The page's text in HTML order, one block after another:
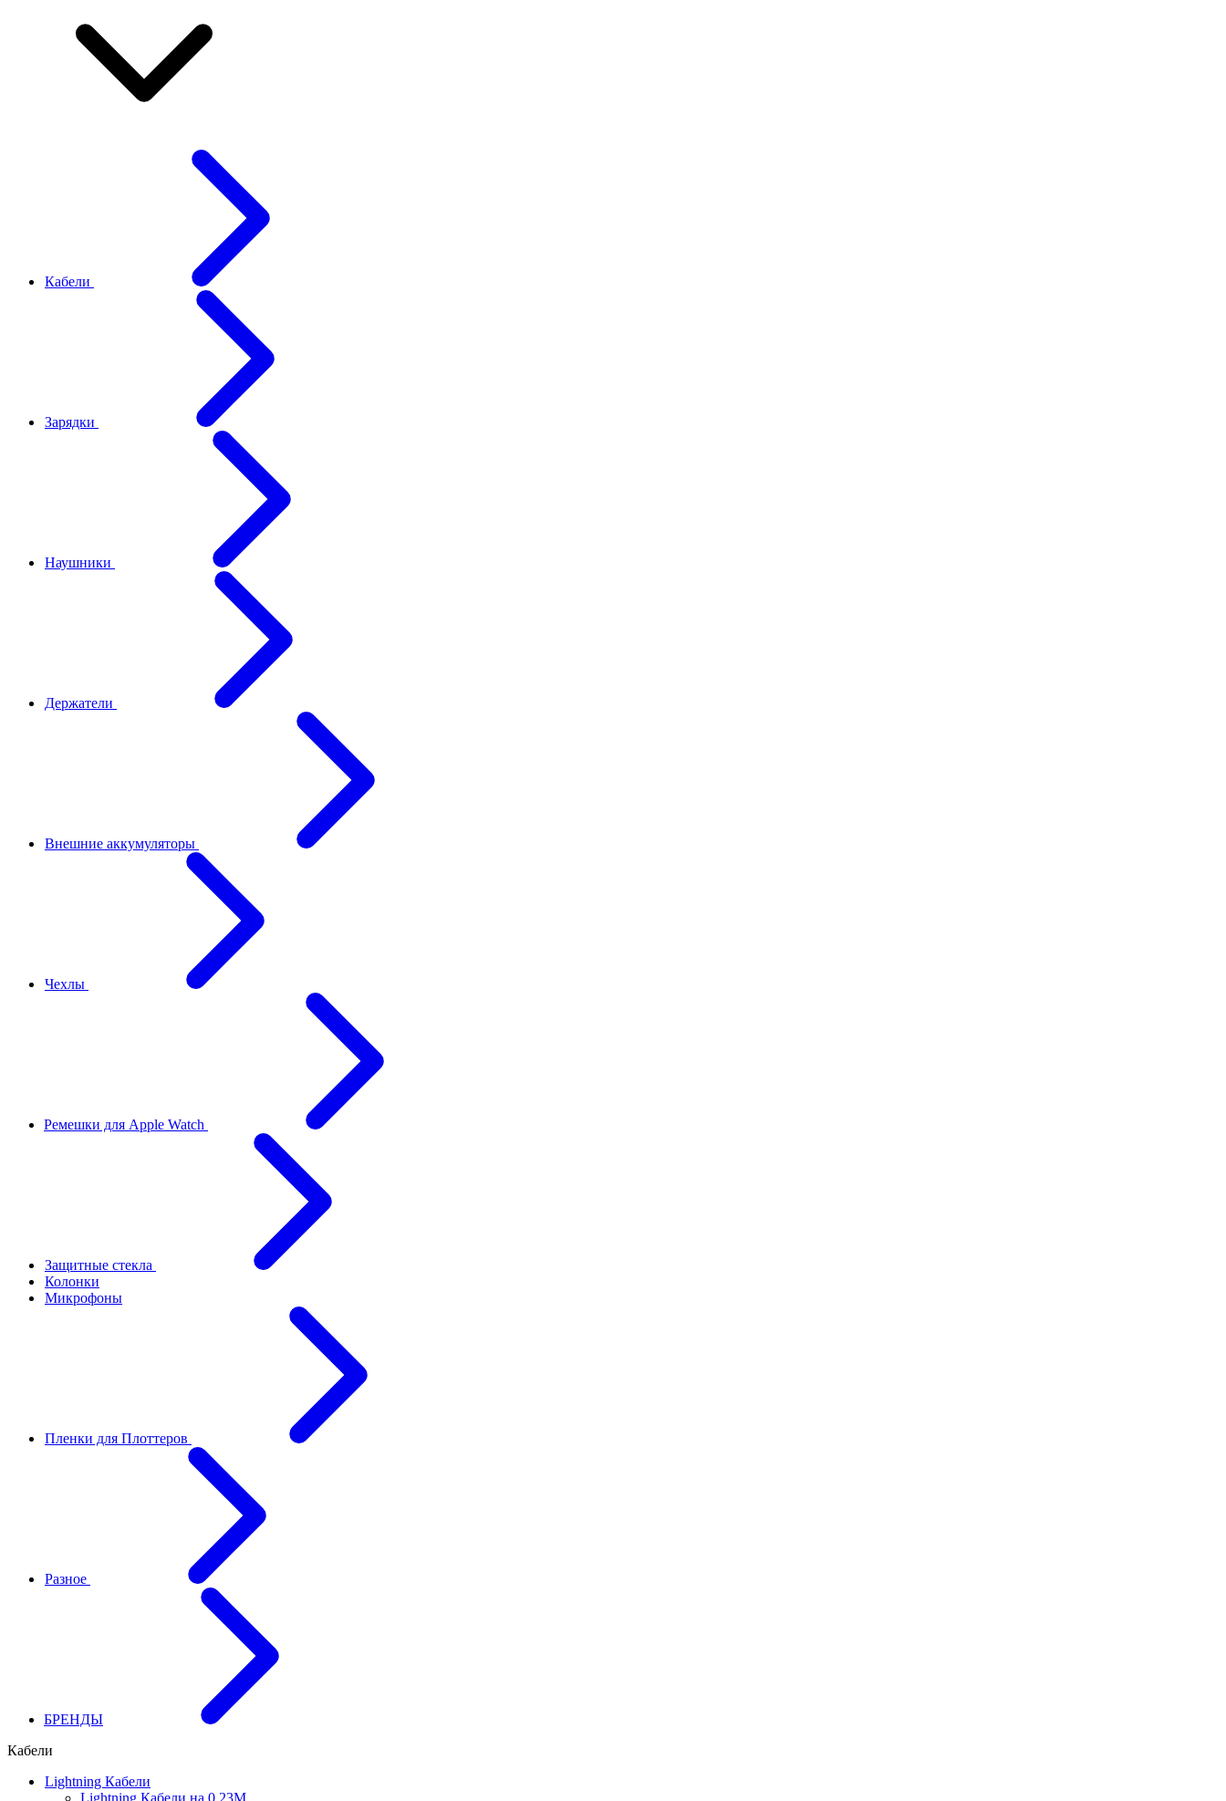
Кабели
Зарядки
Наушники
Держатели
Внешние аккумуляторы
Чехлы
Ремешки для Apple Watch
Защитные стекла
Колонки
Микрофоны
Пленки для Плоттеров
Разное
БРЕНДЫ
Кабели
Lightning Кабели
Lightning Кабели на 0.23М